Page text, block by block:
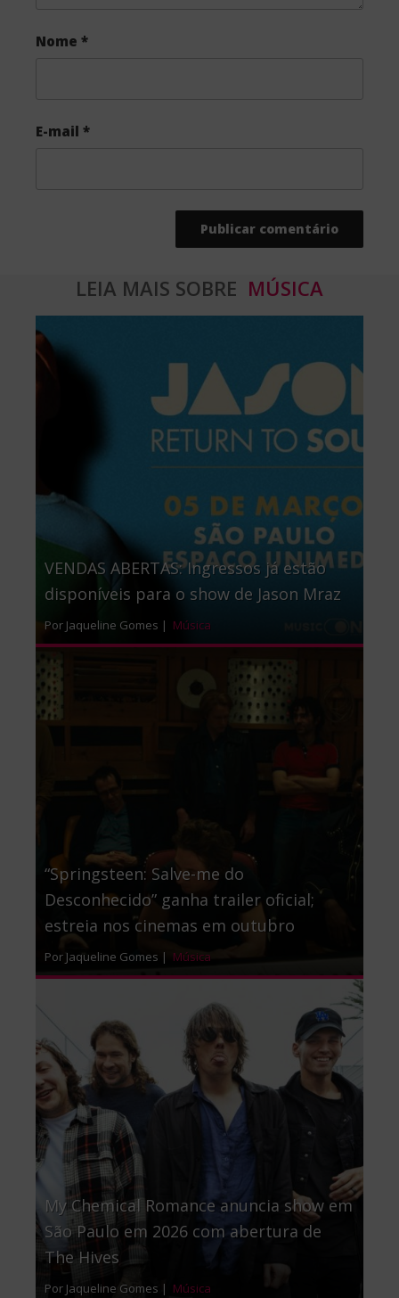
Nome *
E-mail *
LEIA MAIS SOBRE MÚSICA
VENDAS ABERTAS: Ingressos já estão
disponíveis para o show de Jason Mraz
Por Jaqueline Gomes | Música
“Springsteen: Salve-me do
Desconhecido” ganha trailer oficial;
estreia nos cinemas em outubro
Por Jaqueline Gomes | Música
My Chemical Romance anuncia show em
São Paulo em 2026 com abertura de
The Hives
Por Jaqueline Gomes | Música